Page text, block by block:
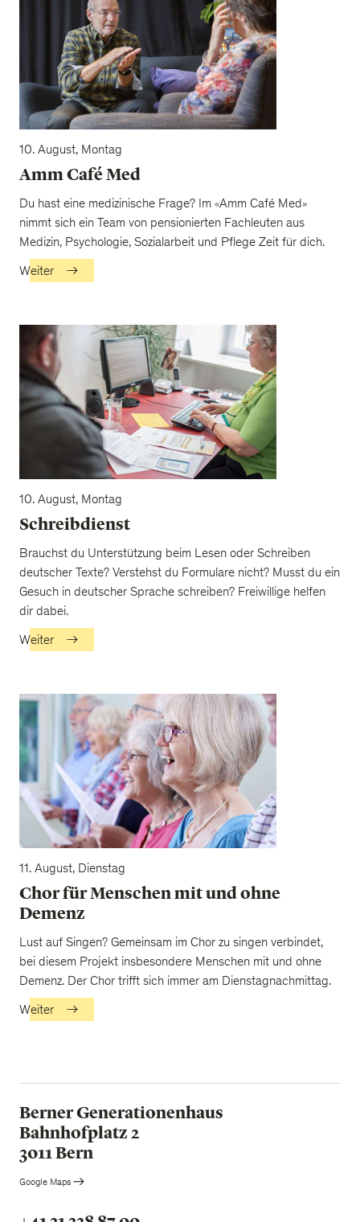
10. August, Montag
Amm Café Med
Du hast eine medizinische Frage? Im «Amm Café Med»
nimmt sich ein Team von pensionierten Fachleuten aus
Medizin, Psychologie, Sozialarbeit und Pflege Zeit für dich.
Weiter
10. August, Montag
Schreibdienst
Brauchst du Unterstützung beim Lesen oder Schreiben
deutscher Texte? Verstehst du Formulare nicht? Musst du ein
Gesuch in deutscher Sprache schreiben? Freiwillige helfen
dir dabei.
Weiter
11. August, Dienstag
Chor für Menschen mit und ohne
Demenz
Lust auf Singen? Gemeinsam im Chor zu singen verbindet,
bei diesem Projekt insbesondere Menschen mit und ohne
Demenz. Der Chor trifft sich immer am Dienstagnachmittag.
Weiter
Berner Generationenhaus
Bahnhofplatz 2
3011 Bern
Google Maps